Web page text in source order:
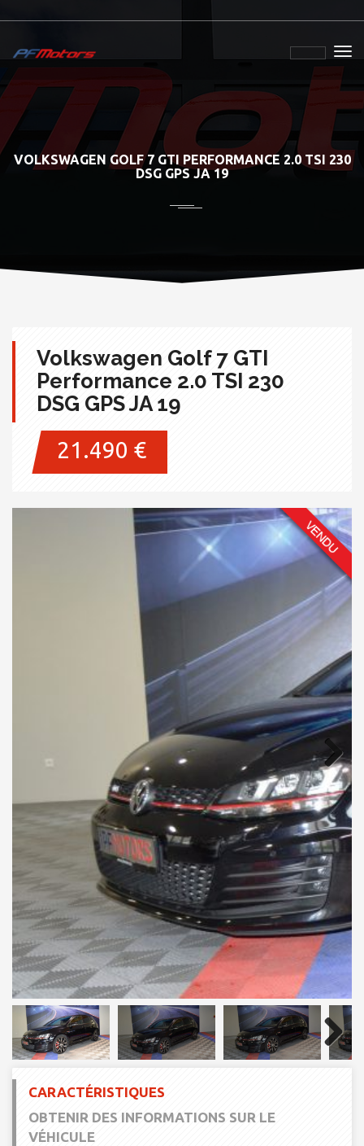
VOLKSWAGEN GOLF 7 GTI PERFORMANCE 2.0 TSI 230
DSG GPS JA 19
Volkswagen Golf 7 GTI
Performance 2.0 TSI 230
DSG GPS JA 19
21.490 €
Next
Next
CARACTÉRISTIQUES
OBTENIR DES INFORMATIONS SUR LE
VÉHICULE